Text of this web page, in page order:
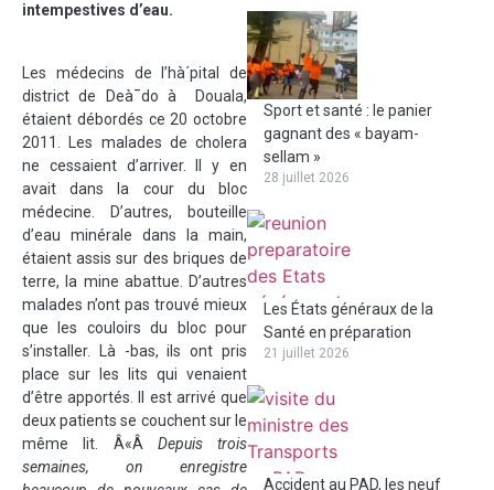
intempestives d’eau.
Les médecins de l’hà´pital de
district de Deà¯do à Douala,
étaient débordés ce 20 octobre
2011. Les malades de cholera
ne cessaient d’arriver. Il y en
avait dans la cour du bloc
médecine. D’autres, bouteille
d’eau minérale dans la main,
étaient assis sur des briques de
terre, la mine abattue. D’autres
malades n’ont pas trouvé mieux
que les couloirs du bloc pour
s’installer. Là -bas, ils ont pris
place sur les lits qui venaient
d’être apportés. Il est arrivé que
deux patients se couchent sur le
même lit. Â«Â Depuis trois
semaines, on enregistre
Sport et santé : le panier
gagnant des « bayam-
sellam »
28 juillet 2026
Les États généraux de la
Santé en préparation
21 juillet 2026
Accident au PAD, les neuf